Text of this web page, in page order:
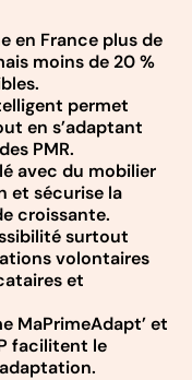
en France plus de
moins de 20 %
permet
en s’adaptant
PMR.
avec du mobilier
et sécurise la
croissante.
surtout
volontaires
et
MaPrimeAdapt’ et
facilitent le